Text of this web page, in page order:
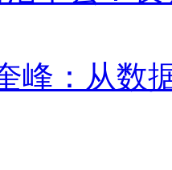
峰：从数